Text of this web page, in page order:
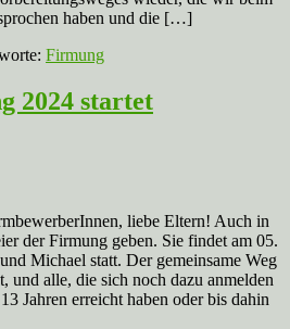
haben und die […]
Firmung
2024 startet
liebe Eltern! Auch in
der Firmung geben. Sie findet am 05.
Michael statt. Der gemeinsame Weg
und alle, die sich noch dazu anmelden
Jahren erreicht haben oder bis dahin